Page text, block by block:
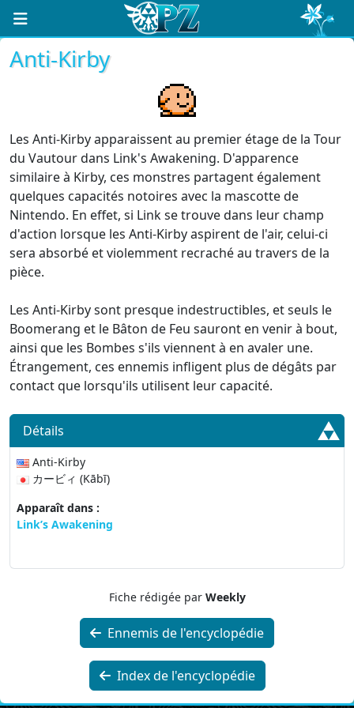
Anti-Kirby
Les Anti-Kirby apparaissent au premier étage de la Tour
du Vautour dans Link's Awakening. D'apparence
similaire à Kirby, ces monstres partagent également
quelques capacités notoires avec la mascotte de
Nintendo. En effet, si Link se trouve dans leur champ
d'action lorsque les Anti-Kirby aspirent de l'air, celui-ci
sera absorbé et violemment recraché au travers de la
pièce.
Les Anti-Kirby sont presque indestructibles, et seuls le
Boomerang et le Bâton de Feu sauront en venir à bout,
ainsi que les Bombes s'ils viennent à en avaler une.
Étrangement, ces ennemis infligent plus de dégâts par
contact que lorsqu'ils utilisent leur capacité.
Détails
Anti-Kirby
カービィ (Kābī)
Apparaît dans :
Link’s Awakening
Fiche rédigée par Weekly
Ennemis de l'encyclopédie
Index de l'encyclopédie